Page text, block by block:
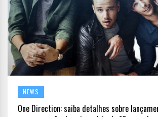
NEWS
One Direction: saiba detalhes sobre